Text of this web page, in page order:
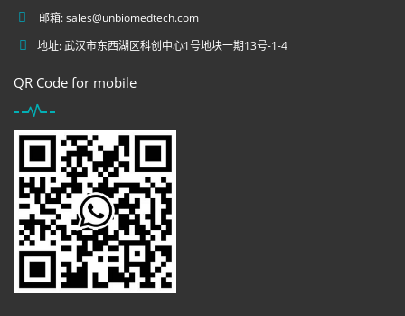
邮箱:sales@unbiomedtech.com
地址: 武汉市东西湖区科创中心1号地块一期13号-1-4
QR Code for mobile